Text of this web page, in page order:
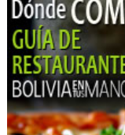
Transporte de carga
Mudanzas
Mudanzas
Mudanzas
Servicio de Carga y
Transporte de